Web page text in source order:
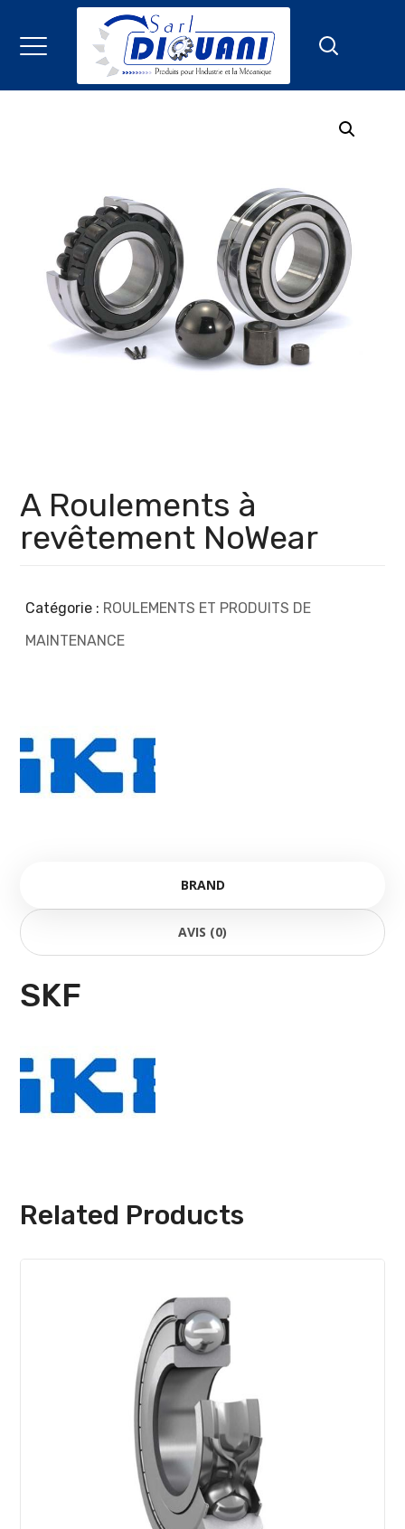
A Roulements à
revêtement NoWear
Catégorie : ROULEMENTS ET PRODUITS DE
MAINTENANCE
BRAND
AVIS (0)
SKF
Related Products